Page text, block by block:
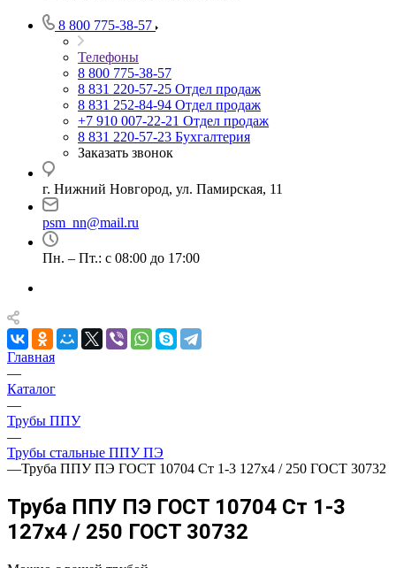
8 800 775-38-57
Телефоны
8 800 775-38-57
8 831 220-57-25 Отдел продаж
8 831 252-84-94 Отдел продаж
+7 910 007-22-21 Отдел продаж
8 831 220-57-23 Бухгалтерия
Заказать звонок
г. Нижний Новгород, ул. Памирская, 11
psm_nn@mail.ru
Пн. – Пт.: с 08:00 до 17:00
Главная
—
Каталог
—
Трубы ППУ
—
Трубы стальные ППУ ПЭ
—Труба ППУ ПЭ ГОСТ 10704 Ст 1-3 127x4 / 250 ГОСТ 30732
Труба ППУ ПЭ ГОСТ 10704 Ст 1-3
127x4 / 250 ГОСТ 30732